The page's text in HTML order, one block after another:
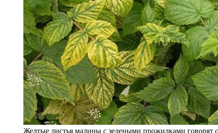
Желтые листья малины с зелеными прожилками говорят о